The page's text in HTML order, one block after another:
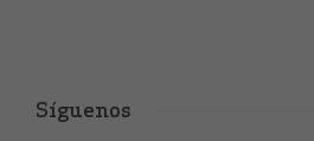
Síguenos